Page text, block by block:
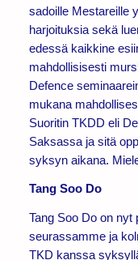
sadoille Mestareille
harjoituksia sekä
edessä kaikkine
mahdollisisesti
Defence
mukana
Suoritin TKDD eli
Saksassa ja sitä
syksyn aikana.
Tang Soo Do
Tang Soo Do on
seurassamme ja
TKD kanssa